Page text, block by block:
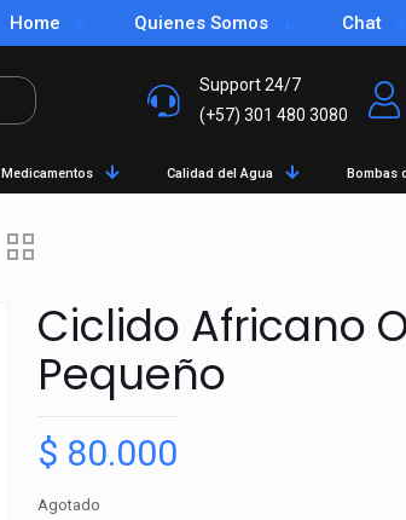
Home Quienes Somos Chat
Support 24/7
(+57) 301 480 3080
Medicamentos Calidad del Agua Bombas
Ciclido Africano
Pequeño
$ 80.000
Agotado